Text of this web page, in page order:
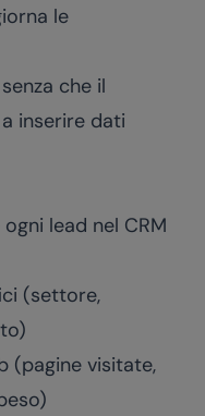
le
che il
inserire dati
lead nel CRM
(settore,
(pagine visitate,